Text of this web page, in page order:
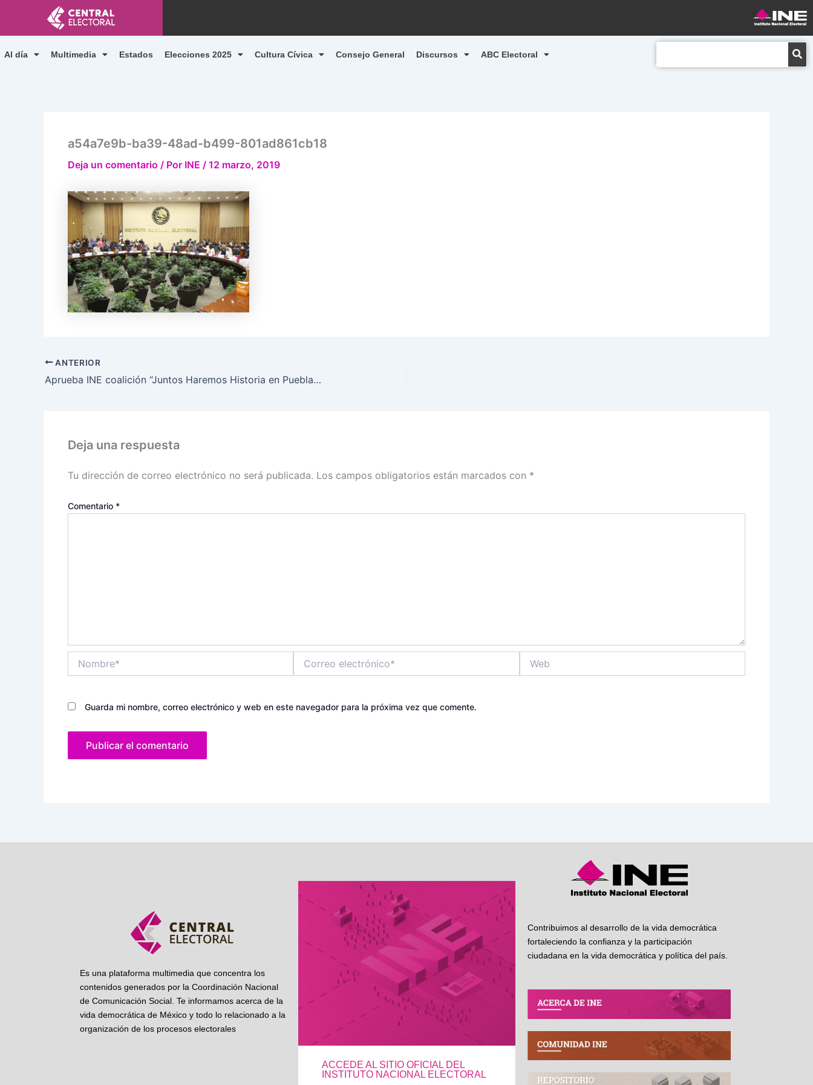
contenido
Al día Multimedia Estados Elecciones 2025 Cultura Cívica Consejo General Discursos ABC Electoral
a54a7e9b-ba39-48ad-b499-801ad861cb18
Deja un comentario / Por INE / 12 marzo, 2019
ANTERIOR
Aprueba INE coalición “Juntos Haremos Historia en Puebla” integrada por PT, MORENA y PVEM para contender por la gubernatura de esta entidad
Deja una respuesta
Tu dirección de correo electrónico no será publicada. Los campos obligatorios están marcados con *
Comentario *
electrónico*
Guarda mi nombre, correo electrónico y web en este navegador para la próxima vez que comente.
Es una plataforma multimedia que concentra los
contenidos generados por la Coordinación Nacional
de Comunicación Social. Te informamos acerca de la
vida democrática de México y todo lo relacionado a la
organización de los procesos electorales
ACCEDE AL SITIO OFICIAL DEL
INSTITUTO NACIONAL ELECTORAL
Contribuimos al desarrollo de la vida democrática
fortaleciendo la confianza y la participación
ciudadana en la vida democrática y política del país.